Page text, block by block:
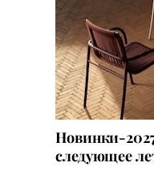
Новинки-
следующее